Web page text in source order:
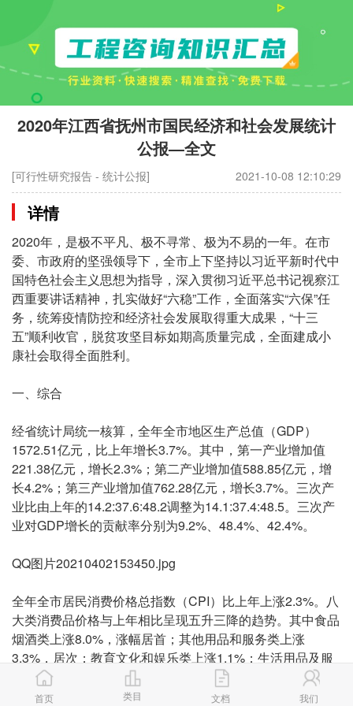
2020年江西省抚州市国民经济和社会发展统计
公报—全文
[可行性研究报告 - 统计公报] 2021-10-08 12:10:29
详情
2020年，是极不平凡、极不寻常、极为不易的一年。在市
委、市政府的坚强领导下，全市上下坚持以习近平新时代中
国特色社会主义思想为指导，深入贯彻习近平总书记视察江
西重要讲话精神，扎实做好“六稳”工作，全面落实“六保”任
务，统筹疫情防控和经济社会发展取得重大成果，“十三
五”顺利收官，脱贫攻坚目标如期高质量完成，全面建成小
康社会取得全面胜利。
一、综合
经省统计局统一核算，全年全市地区生产总值（GDP）
1572.51亿元，比上年增长3.7%。其中，第一产业增加值
221.38亿元，增长2.3%；第二产业增加值588.85亿元，增
长4.2%；第三产业增加值762.28亿元，增长3.7%。三次产
业比由上年的14.2:37.6:48.2调整为14.1:37.4:48.5。三次产
业对GDP增长的贡献率分别为9.2%、48.4%、42.4%。
QQ图片20210402153450.jpg
全年全市居民消费价格总指数（CPI）比上年上涨2.3%。八
大类消费品价格与上年相比呈现五升三降的趋势。其中食品
烟酒类上涨8.0%，涨幅居首；其他用品和服务类上涨
3.3%，居次；教育文化和娱乐类上涨1.1%；生活用品及服
务类上涨0.5%；医疗保健类上涨0.3%；居住类下降0.3%；
衣着类下降1.5%；交通和通信类下降4.2%。
首页 类目 文档 我们